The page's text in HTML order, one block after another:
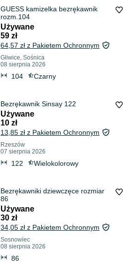
GUESS kamizelka bezrękawnik
rozm.104
Używane
59 zł
64,57 zł z Pakietem Ochronnym
Gliwice, Sośnica
08 sierpnia 2026
104 Czarny
Bezrękawnik Sinsay 122
Używane
10 zł
13,85 zł z Pakietem Ochronnym
Rzeszów
07 sierpnia 2026
122 Wielokolorowy
Bezrękawniki dziewczęce rozmiar
86
Używane
30 zł
34,05 zł z Pakietem Ochronnym
Sosnowiec
08 sierpnia 2026
86